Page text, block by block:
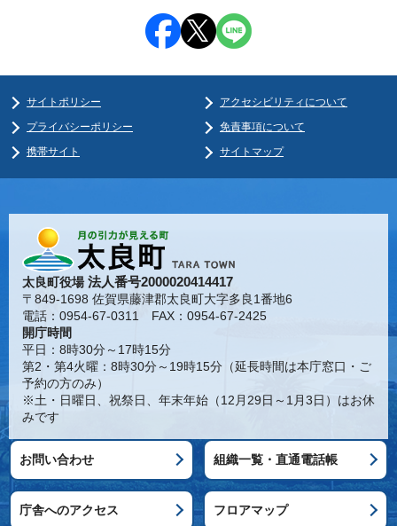
サイトポリシー
アクセシビリティについて
プライバシーポリシー
免責事項について
携帯サイト
サイトマップ
太良町役場法人番号2000020414417
〒849-1698 佐賀県藤津郡太良町大字多良1番地6
電話：0954-67-0311 FAX：0954-67-2425
開庁時間
平日：8時30分～17時15分
第2・第4火曜：8時30分～19時15分（延長時間は本庁窓口・ご
予約の方のみ）
※土・日曜日、祝祭日、年末年始（12月29日～1月3日）はお休
みです
お問い合わせ 組織一覧・直通電話帳
庁舎へのアクセス フロアマップ